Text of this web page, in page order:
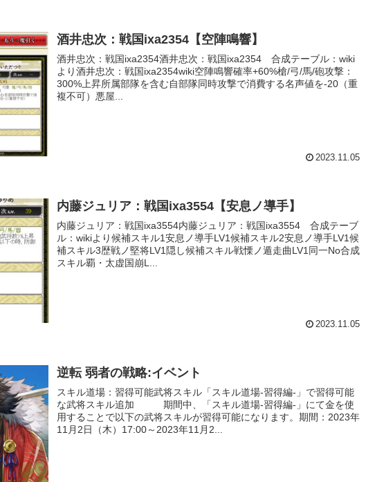
酒井忠次：戦国ixa2354【空陣鳴響】
酒井忠次：戦国ixa2354酒井忠次：戦国ixa2354 合成テーブル：wiki
より酒井忠次：戦国ixa2354wiki空陣鳴響確率+60%槍/弓/馬/砲攻撃：
300%上昇所属部隊を含む自部隊同時攻撃で消費する名声値を-20（重
複不可）悪屋...
2023.11.05
内藤ジュリア：戦国ixa3554【安息ノ導手】
内藤ジュリア：戦国ixa3554内藤ジュリア：戦国ixa3554 合成テーブ
ル：wikiより候補スキル1安息ノ導手LV1候補スキル2安息ノ導手LV1候
補スキル3歴戦ノ堅将LV1隠し候補スキル戦慄ノ遁走曲LV1同一No合成
スキル覇・太虚国崩L...
2023.11.05
逆転 弱者の戦略:イベント
スキル道場：習得可能武将スキル「スキル道場-習得編-」で習得可能
な武将スキル追加 期間中、「スキル道場-習得編-」にて金を使
用することで以下の武将スキルが習得可能になります。期間：2023年
11月2日（木）17:00～2023年11月2...